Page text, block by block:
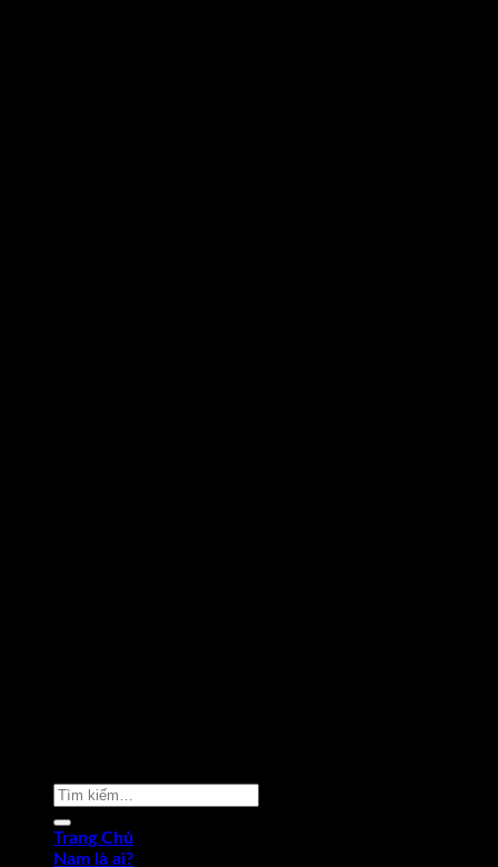
Tìm
Trang Chủ
Nam là ai?